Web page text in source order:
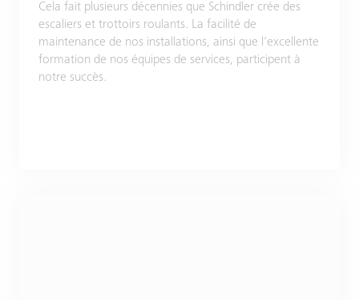
Cela fait plusieurs décennies que Schindler crée des
escaliers et trottoirs roulants. La facilité de
maintenance de nos installations, ainsi que l'excellente
formation de nos équipes de services, participent à
notre succès.